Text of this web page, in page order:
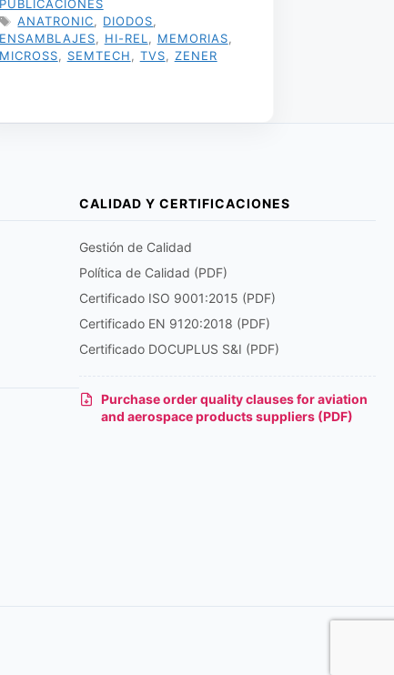
PUBLICACIONES
ETIQUETAS
ANATRONIC DIODOS
ENSAMBLAJES
HI-REL MEMORIAS
MICROSS
SEMTECH TVS ZENER
CALIDAD Y CERTIFICACIONES
Gestión de Calidad
Política de Calidad (PDF)
Certificado ISO 9001:2015 (PDF)
Certificado EN 9120:2018 (PDF)
Certificado DOCUPLUS S&I (PDF)
Purchase order quality clauses for aviation
and aerospace products suppliers (PDF)